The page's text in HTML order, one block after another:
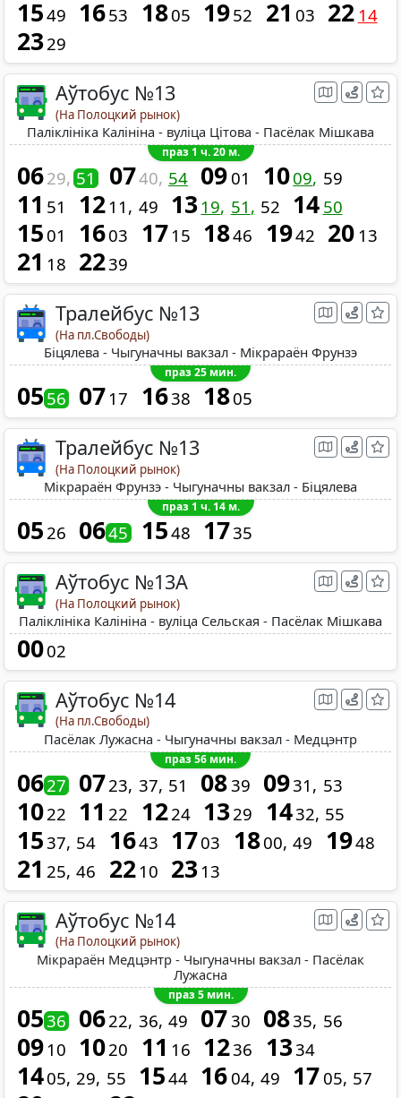
1549 1653 1805 1952 21 03 22 14
2329
Аўтобус №13
(На Полоцкий рынок)
Паліклініка Калініна - вуліца Цітова - Пасёлак Мішкава
праз 1 ч. 20 м.
0629 51 0740 54 09 01 1009 59
11 51 12 11 49 13 19 51 52 14 50
15 01 1603 17 15 1846 1942 20 13
21 18 2239
Тралейбус №13
(На пл.Свободы)
Біцялева - Чыгуначны вакзал - Мікрараён Фрунзэ
праз 25 мин.
0556 07 17 1638 1805
Тралейбус №13
(На Полоцкий рынок)
Мікрараён Фрунзэ - Чыгуначны вакзал - Біцялева
праз 1 ч. 14 м.
05 26 0645 1548 1735
Аўтобус №13A
(На Полоцкий рынок)
Паліклініка Калініна - вуліца Сельская - Пасёлак Мішкава
0002
Аўтобус №14
(На пл.Свободы)
Пaсёлaк Лужасна - Чыгуначны вакзал - Медцэнтр
праз 56 мин.
0627 0723 37 51 0839 0931 53
1022 11 22 1224 1329 1432 55
1537 54 1643 1703 1800 49 1948
21 25 46 22 10 23 13
Аўтобус №14
(На Полоцкий рынок)
Мікрараён Медцэнтр - Чыгуначны вакзал - Пaсёлaк
Лужасна
праз 5 мин.
0536 0622 36 49 0730 0835 56
09 10 1020 11 16 1236 1334
1405 29 55 1544 16 04 49 17 05 57